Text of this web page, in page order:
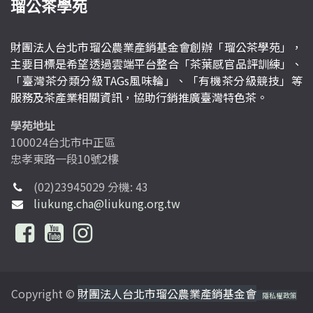
瑠公茶學苑
財團法人台北市瑠公農業產銷基金會創辦「瑠公茶學苑」，
主要目標是希望透過雲端平台整合「茶葉感官品評訓練」、
「臺灣茶分類分級TAGs風味輪」、「有機茶分級競技」等
服務及茶產業相關資訊，協助行銷推廣臺灣特色茶。
學苑地址
100024台北市中正區
忠孝東路一段10號2樓
(02)23945029 分機: 43
liukung.cha@liukung.org.tw
Copyright © 財團法人台北市瑠公農業產銷基金會 隱私權政策